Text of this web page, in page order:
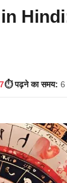
Hindi:
⏱️ पढ़ने का समय: 6